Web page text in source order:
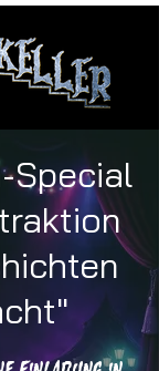
Special